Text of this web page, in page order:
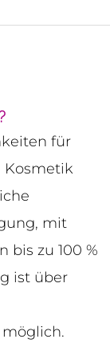
für
Kosmetik
mit
bis zu 100 %
ist über